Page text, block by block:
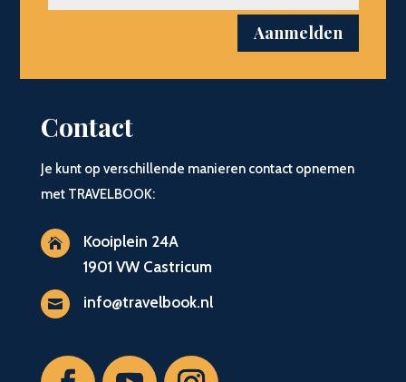
Aanmelden
Contact
Je kunt op verschillende manieren contact opnemen
met TRAVELBOOK:

Kooiplein 24A
1901 VW Castricum
 info@travelbook.nl